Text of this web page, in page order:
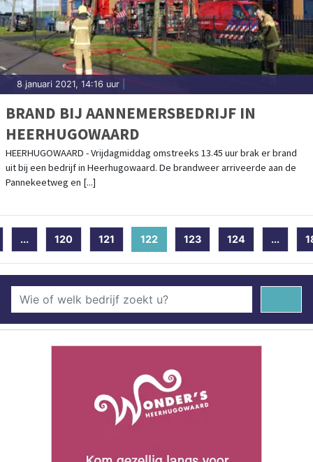
8 januari 2021, 14:16 uur
BRAND BIJ AANNEMERSBEDRIJF IN
HEERHUGOWAARD
HEERHUGOWAARD - Vrijdagmiddag omstreeks 13.45 uur brak er brand
uit bij een bedrijf in Heerhugowaard. De brandweer arriveerde aan de
Pannekeetweg en [...]
... 120 121 122 (current)
123 124 ...